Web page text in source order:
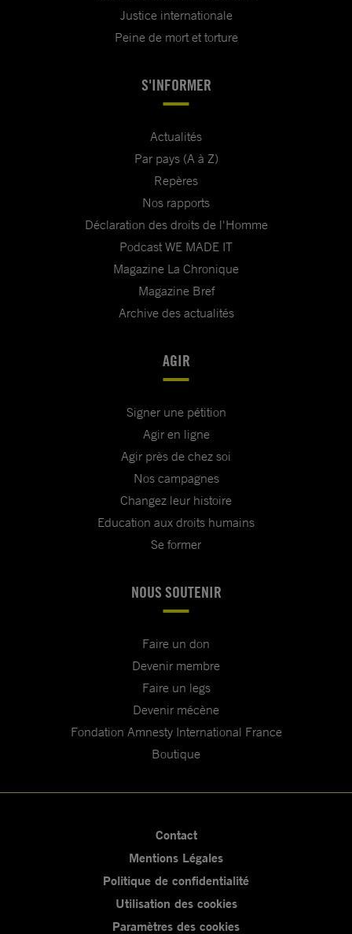
Justice internationale
Peine de mort et torture
S'INFORMER
Actualités
Par pays (A à Z)
Repères
Nos rapports
Déclaration des droits de l'Homme
Podcast WE MADE IT
Magazine La Chronique
Magazine Bref
Archive des actualités
AGIR
Signer une pétition
Agir en ligne
Agir près de chez soi
Nos campagnes
Changez leur histoire
Education aux droits humains
Se former
NOUS SOUTENIR
Faire un don
Devenir membre
Faire un legs
Devenir mécène
Fondation Amnesty International France
Boutique
Contact
Mentions Légales
Politique de confidentialité
Utilisation des cookies
Paramètres des cookies